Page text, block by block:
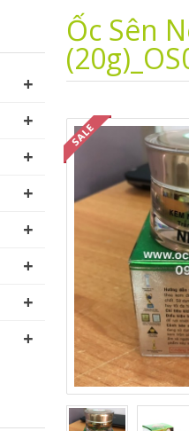
Ốc Sên
+
+
+
+
+
+
+
+